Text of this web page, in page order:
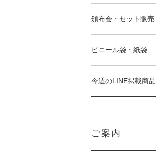
頒布会・セット販売
ビニール袋・紙袋
今週のLINE掲載商品
ご案内